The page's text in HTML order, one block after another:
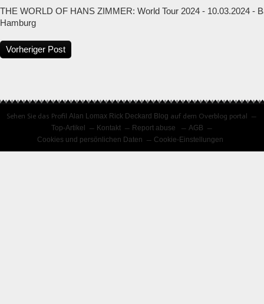
THE WORLD OF HANS ZIMMER: World Tour 2024 - 10.03.2024 -
Hamburg
Vorheriger Post
Sehen Sie das ProfilAlan Lomax Rick Deckard Blog auf dem Overblog portal
Top-Artikel
Kontakt Report abuse
AGB
Cookies und persönlichen Daten
Cookie-Einstellungen